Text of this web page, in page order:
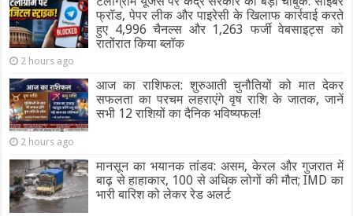
फ्रॉड, पेपर लीक और पाइरेसी के खिलाफ कार्रवाई करते
हुए 4,996 चैनल्स और 1,263 फर्जी वेबसाइट्स को
रातोंरात किया ब्लॉक
2 hours ago
आज का राशिफल: शुरुआती चुनौतियों को मात देकर
सफलता का परचम लहराएंगे वृष राशि के जातक, जानें
सभी 12 राशियों का दैनिक भविष्यफल!
2 hours ago
मानसून का भयानक तांडव: असम, केरल और गुजरात में
बाढ़ से हाहाकार, 100 से अधिक लोगों की मौत; IMD का
भारी बारिश को लेकर रेड अलर्ट